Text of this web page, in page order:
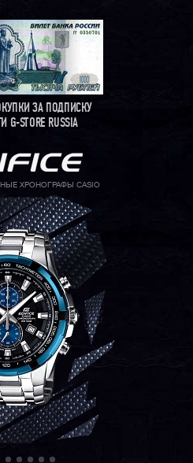
ЗА ПОДПИСКУ
G-STORE RUSSIA
ХРОНОГРАФЫ CASIO